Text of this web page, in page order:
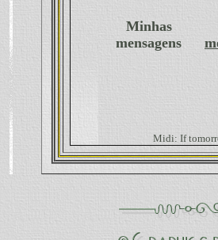
Minhas
mensagens
Midi: If